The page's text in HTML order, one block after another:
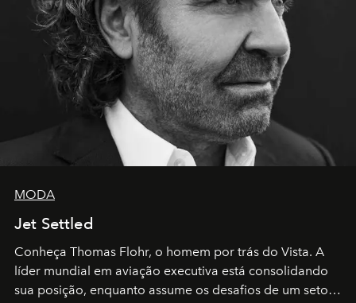
MODA
Jet Settled
Conheça Thomas Flohr, o homem por trás do Vista. A
líder mundial em aviação executiva está consolidando
sua posição, enquanto assume os desafios de um setor